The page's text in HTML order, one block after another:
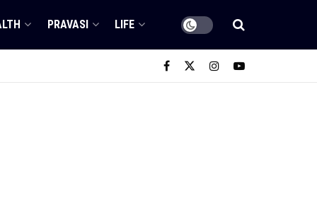
PRAVASI LIFE